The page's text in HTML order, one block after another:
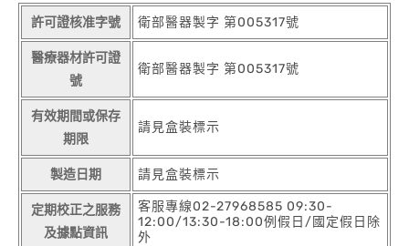
許可證核准字號 衛部醫器製字 第005317號
醫療器材許可證
號
衛部醫器製字 第005317號
有效期間或保存
期限
請見盒裝標示
製造日期 請見盒裝標示
定期校正之服務
及據點資訊
客服專線02-27968585 09:30-
12:00/13:30-18:00例假日/國定假日除
外